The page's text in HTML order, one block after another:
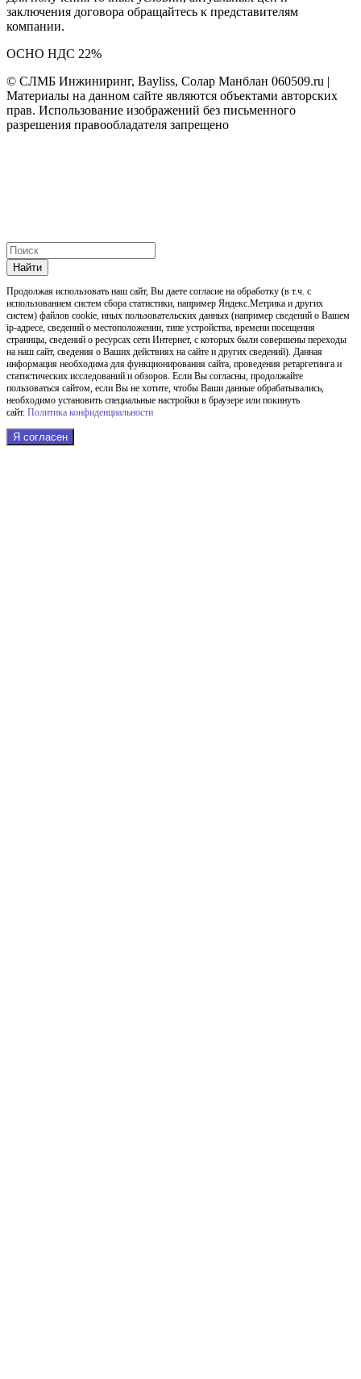
заключения договора обращайтесь к представителям
компании.
ОСНО НДС 22%
© СЛМБ Инжиниринг, Bayliss, Солар Манблан 060509.ru |
Материалы на данном сайте являются объектами авторских
прав. Использование изображений без письменного
разрешения правообладателя запрещено
Найти
Продолжая использовать наш cайт, Вы даете согласие на обработку (в т.ч. с
использованием систем сбора статистики, например Яндекс.Метрика и других
систем) файлов cookie, иных пользовательских данных (например сведений о Вашем
ip-адресе, сведений о местоположении, типе устройства, времени посещения
страницы, сведений о ресурсах сети Интернет, с которых были совершены переходы
на наш сайт, сведения о Ваших действиях на сайте и других сведений). Данная
информация необходима для функционирования сайта, проведения ретаргетинга и
статистических исследований и обзоров. Если Вы согласны, продолжайте
пользоваться сайтом, если Вы не хотите, чтобы Ваши данные обрабатывались,
необходимо установить специальные настройки в браузере или покинуть
сайт. Политика конфиденциальности
Я согласен